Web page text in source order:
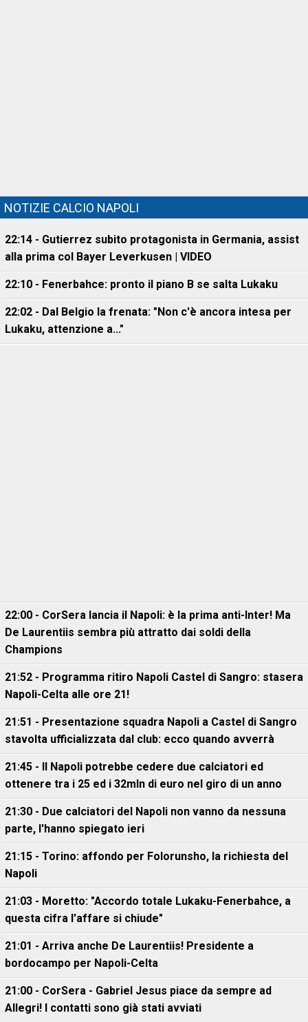
NOTIZIE CALCIO NAPOLI
22:14 - Gutierrez subito protagonista in Germania, assist
alla prima col Bayer Leverkusen | VIDEO
22:10 - Fenerbahce: pronto il piano B se salta Lukaku
22:02 - Dal Belgio la frenata: "Non c'è ancora intesa per
Lukaku, attenzione a..."
22:00 - CorSera lancia il Napoli: è la prima anti-Inter! Ma
De Laurentiis sembra più attratto dai soldi della
Champions
21:52 - Programma ritiro Napoli Castel di Sangro: stasera
Napoli-Celta alle ore 21!
21:51 - Presentazione squadra Napoli a Castel di Sangro
stavolta ufficializzata dal club: ecco quando avverrà
21:45 - Il Napoli potrebbe cedere due calciatori ed
ottenere tra i 25 ed i 32mln di euro nel giro di un anno
21:30 - Due calciatori del Napoli non vanno da nessuna
parte, l'hanno spiegato ieri
21:15 - Torino: affondo per Folorunsho, la richiesta del
Napoli
21:03 - Moretto: "Accordo totale Lukaku-Fenerbahce, a
questa cifra l'affare si chiude"
21:01 - Arriva anche De Laurentiis! Presidente a
bordocampo per Napoli-Celta
21:00 - CorSera - Gabriel Jesus piace da sempre ad
Allegri! I contatti sono già stati avviati